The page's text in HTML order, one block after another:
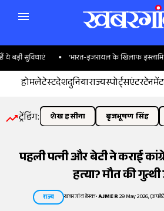
सुविधाएं 'भारत-इजरायल के खिलाफ इस्लामिक
होमलेटेस्टदेशदुनियाराज्यस्पोर्ट्सएंटरटेनमेंट
ट्रेंडिंग: शेख हसीना बृजभूषण सिंह
पहली पत्नी और बेटी ने कराई
हत्या? मौत की
राज्य खबरगांव डेस्क•AJMER29 May 2026,